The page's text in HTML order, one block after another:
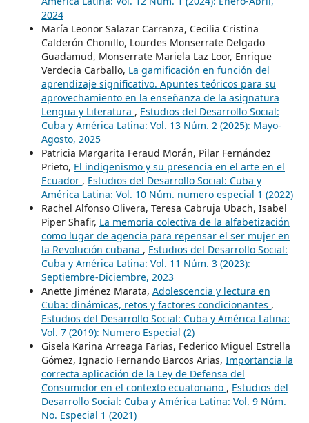
2024
María Leonor Salazar Carranza, Cecilia Cristina
Calderón Chonillo, Lourdes Monserrate Delgado
Guadamud, Monserrate Mariela Laz Loor, Enrique
Verdecia Carballo, La gamificación en función del
aprendizaje significativo. Apuntes teóricos para su
aprovechamiento en la enseñanza de la asignatura
Lengua y Literatura , Estudios del Desarrollo Social:
Cuba y América Latina: Vol. 13 Núm. 2 (2025): Mayo-
Agosto, 2025
Patricia Margarita Feraud Morán, Pilar Fernández
Prieto, El indigenismo y su presencia en el arte en el
Ecuador , Estudios del Desarrollo Social: Cuba y
América Latina: Vol. 10 Núm. numero especial 1 (2022)
Rachel Alfonso Olivera, Teresa Cabruja Ubach, Isabel
Piper Shafir, La memoria colectiva de la alfabetización
como lugar de agencia para repensar el ser mujer en
la Revolución cubana , Estudios del Desarrollo Social:
Cuba y América Latina: Vol. 11 Núm. 3 (2023):
Septiembre-Diciembre, 2023
Anette Jiménez Marata, Adolescencia y lectura en
Cuba: dinámicas, retos y factores condicionantes ,
Estudios del Desarrollo Social: Cuba y América Latina:
Vol. 7 (2019): Numero Especial (2)
Gisela Karina Arreaga Farias, Federico Miguel Estrella
Gómez, Ignacio Fernando Barcos Arias, Importancia la
correcta aplicación de la Ley de Defensa del
Consumidor en el contexto ecuatoriano , Estudios del
Desarrollo Social: Cuba y América Latina: Vol. 9 Núm.
No. Especial 1 (2021)